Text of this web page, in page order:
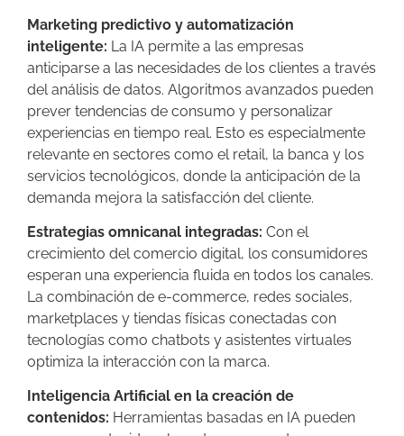
Marketing predictivo y automatización
inteligente: La IA permite a las empresas
anticiparse a las necesidades de los clientes a través
del análisis de datos. Algoritmos avanzados pueden
prever tendencias de consumo y personalizar
experiencias en tiempo real. Esto es especialmente
relevante en sectores como el retail, la banca y los
servicios tecnológicos, donde la anticipación de la
demanda mejora la satisfacción del cliente.
Estrategias omnicanal integradas: Con el
crecimiento del comercio digital, los consumidores
esperan una experiencia fluida en todos los canales.
La combinación de e-commerce, redes sociales,
marketplaces y tiendas físicas conectadas con
tecnologías como chatbots y asistentes virtuales
optimiza la interacción con la marca.
Inteligencia Artificial en la creación de
contenidos: Herramientas basadas en IA pueden